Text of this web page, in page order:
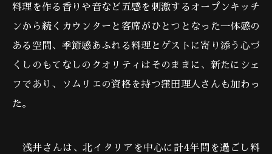
料理を作る香りや音など五感を刺激するオープンキッチ
ンから続くカウンターと客席がひとつとなった一体感の
ある空間、季節感あふれる料理とゲストに寄り添う心づ
くしのもてなしのクオリティはそのままに、新たにシェ
フであり、ソムリエの資格を持つ窪田理人さんも加わっ
た。
浅井さんは、北イタリアを中心に計4年間を過ごし料